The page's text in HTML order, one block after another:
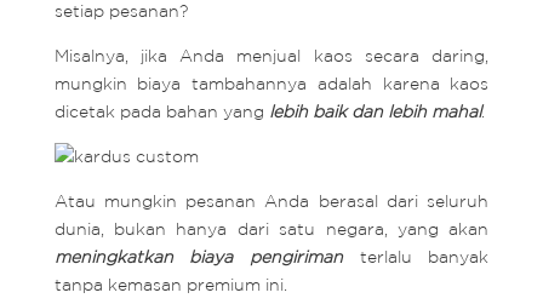
setiap pesanan?
Misalnya, jika Anda menjual kaos secara daring,
mungkin biaya tambahannya adalah karena kaos
dicetak pada bahan yang lebih baik dan lebih mahal.
Atau mungkin pesanan Anda berasal dari seluruh
dunia, bukan hanya dari satu negara, yang akan
meningkatkan biaya pengirimanterlalu banyak
tanpa kemasan premium ini.